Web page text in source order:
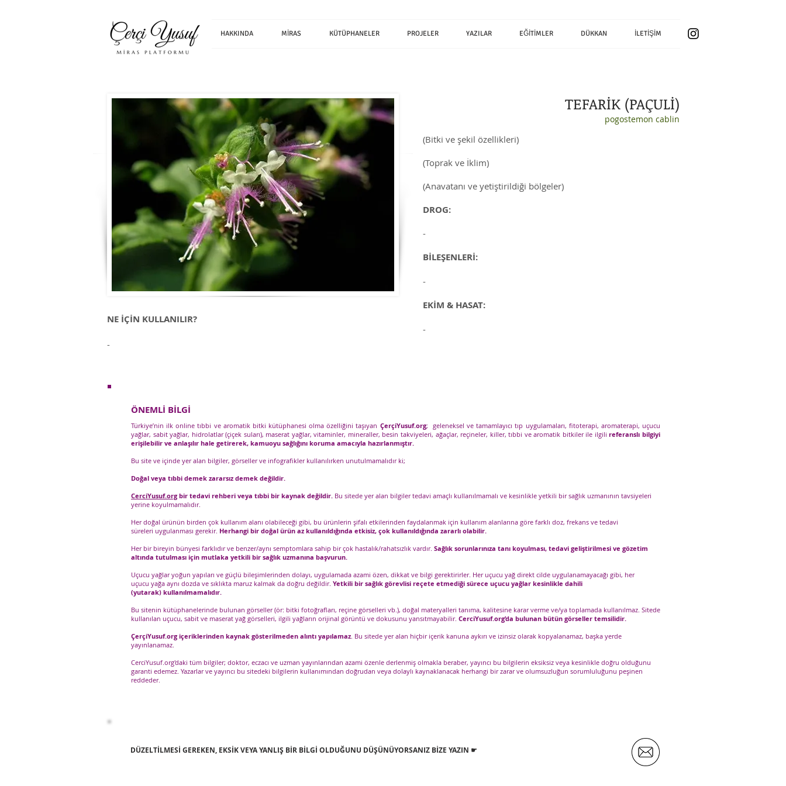
HAKKINDA MİRAS KÜTÜPHANELER PROJELER YAZILAR EĞİTİMLER DÜKKAN İLETİŞİM
NE İÇİN KULLANILIR?
-
TEFARİK (PAÇULİ)
pogostemon cablin
(Bitki ve şekil özellikleri)
(Toprak ve İklim)
(Anavatanı ve yetiştirildiği bölgeler)
DROG:
-
BİLEŞENLERİ:
-
EKİM & HASAT:
-
ÖNEMLİ BİLGİ
Türkiye’nin ilk online tıbbi ve aromatik bitki kütüphanesi olma özelliğini taşıyan ÇerçiYusuf.org; geleneksel ve tamamlayıcı tıp uygulamaları, fitoterapi, aromaterapi, uçucu
yağlar, sabit yağlar, hidrolatlar (çiçek suları), maserat yağlar, vitaminler, mineraller, besin takviyeleri, ağaçlar, reçineler, killer, tıbbi ve aromatik bitkiler ile ilgilireferanslı bilgiyi
erişilebilir ve anlaşılır hale getirerek, kamuoyu sağlığını koruma amacıyla hazırlanmıştır.
Bu site ve içinde yer alan bilgiler, görseller ve infografikler kullanılırken unutulmamalıdır ki;
Doğal veya tıbbi demek zararsız demek değildir.
CerciYusuf.org bir tedavi rehberi veya tıbbi bir kaynak değildir. Bu sitede yer alan bilgiler tedavi amaçlı kullanılmamalı ve kesinlikle yetkili bir sağlık uzmanının tavsiyeleri
yerine koyulmamalıdır.
Her doğal ürünün birden çok kullanım alanı olabileceği gibi, bu ürünlerin şifalı etkilerinden faydalanmak için kullanım alanlarına göre farklı doz, frekans ve tedavi
süreleri uygulanması gerekir. Herhangi bir doğal ürün az kullanıldığında etkisiz, çok kullanıldığında zararlı olabilir.
Her bir bireyin bünyesi farklıdır ve benzer/aynı semptomlara sahip bir çok hastalık/rahatsızlık vardır. Sağlık sorunlarınıza tanı koyulması, tedavi geliştirilmesi ve gözetim
altında tutulması için mutlaka yetkili bir sağlık uzmanına başvurun.
Uçucu yağlar yoğun yapıları ve güçlü bileşimlerinden dolayı, uygulamada azami özen, dikkat ve bilgi gerektirirler. Her uçucu yağ direkt cilde uygulanamayacağı gibi, her
uçucu yağa aynı dozda ve sıklıkta maruz kalmak da doğru değildir. Yetkili bir sağlık görevlisi reçete etmediği sürece uçucu yağlar kesinlikle dahili
(yutarak) kullanılmamalıdır.
Bu sitenin kütüphanelerinde bulunan görseller (ör: bitki fotoğrafları, reçine görselleri vb.), doğal materyalleri tanıma, kalitesine karar verme ve/ya toplamada kullanılmaz. Sitede
kullanılan uçucu, sabit ve maserat yağ görselleri, ilgili yağların orijinal görüntü ve dokusunu yansıtmayabilir. CerciYusuf.org’da bulunan bütün görseller temsilidir.
ÇerçiYusuf.org içeriklerinden kaynak gösterilmeden alıntı yapılamaz. Bu sitede yer alan hiçbir içerik kanuna aykırı ve izinsiz olarak kopyalanamaz, başka yerde
yayınlanamaz.
CerciYusuf.org'daki tüm bilgiler; doktor, eczacı ve uzman yayınlarından azami özenle derlenmiş olmakla beraber, yayıncı bu bilgilerin eksiksiz veya kesinlikle doğru olduğunu
garanti edemez. Yazarlar ve yayıncı bu sitedeki bilgilerin kullanımından doğrudan veya dolaylı kaynaklanacak herhangi bir zarar ve olumsuzluğun sorumluluğunu peşinen
reddeder.
DÜZELTİLMESİ GEREKEN, EKSİK VEYA YANLIŞ BİR BİLGİ OLDUĞUNU DÜŞÜNÜYORSANIZ BİZE YAZIN ☛